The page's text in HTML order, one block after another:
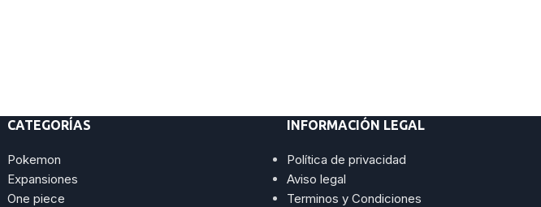
CATEGORÍAS
Pokemon
Expansiones
One piece
INFORMACIÓN LEGAL
Política de privacidad
Aviso legal
Terminos y Condiciones